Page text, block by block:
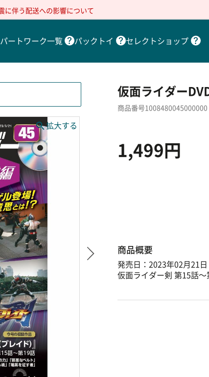
に伴う配送への影響について
パートワーク一覧 パックトイ セレクトショップ
仮面ライダー
商品番号1008480045000000
1,499円
商品概要
発売日：2023年02月21日
仮面ライダー剣 第15話